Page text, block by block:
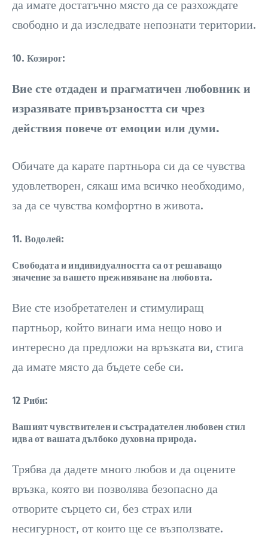
да имате достатъчно място да се разхождате
свободно и да изследвате непознати територии.
10. Козирог:
Вие сте отдаден и прагматичен любовник и
изразявате привързаността си чрез
действия повече от емоции или думи.
Обичате да карате партньора си да се чувства
удовлетворен, сякаш има всичко необходимо,
за да се чувства комфортно в живота.
11. Водолей:
Свободата и индивидуалността са от решаващо
значение за вашето преживяване на любовта.
Вие сте изобретателен и стимулиращ
партньор, който винаги има нещо ново и
интересно да предложи на връзката ви, стига
да имате място да бъдете себе си.
12 Риби:
Вашият чувствителен и състрадателен любовен стил
идва от вашата дълбоко духовна природа.
Трябва да дадете много любов и да оцените
връзка, която ви позволява безопасно да
отворите сърцето си, без страх или
несигурност, от които ще се възползвате.